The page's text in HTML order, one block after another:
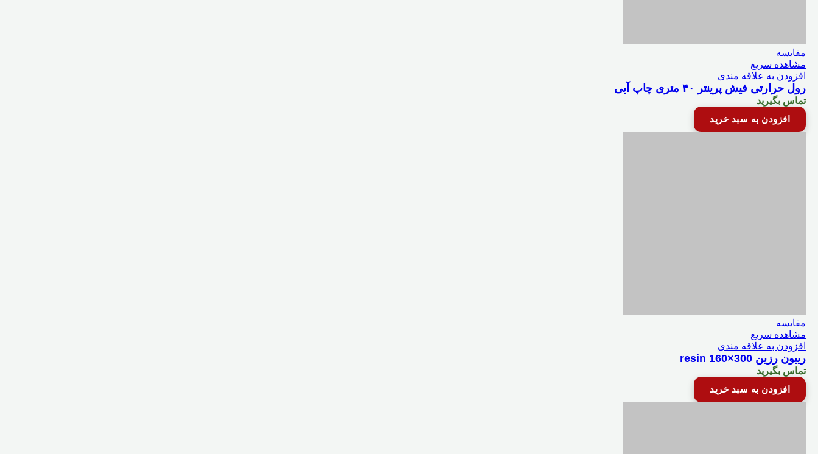
مقایسه
مشاهده سریع
افزودن به علاقه مندی
رول حرارتی فیش پرینتر ۴۰ متری چاپ آبی
تماس بگیرید
افزودن به سبد خرید
مقایسه
مشاهده سریع
افزودن به علاقه مندی
ریبون رزین resin 160×300
تماس بگیرید
افزودن به سبد خرید